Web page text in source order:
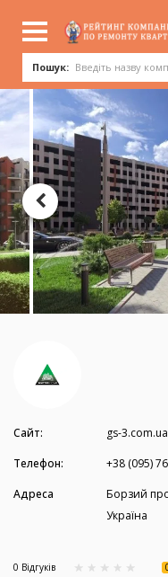
Пошук:
Сайт:
gs-3.com.ua
Телефон:
+38 (095)
Адреса
Борзий
Україна
0 Вiдгукiв